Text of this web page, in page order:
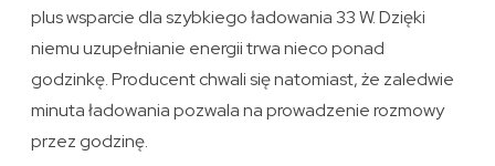
plus wsparcie dla szybkiego ładowania 33 W. Dzięki
niemu uzupełnianie energii trwa nieco ponad
godzinkę. Producent chwali się natomiast, że zaledwie
minuta ładowania pozwala na prowadzenie rozmowy
przez godzinę.